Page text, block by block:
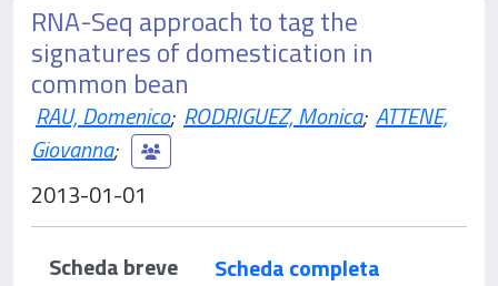
RNA-Seq approach to tag the
signatures of domestication in
common bean
RAU, Domenico; RODRIGUEZ, Monica; ATTENE,
Giovanna;
2013-01-01
Scheda breve
Scheda completa